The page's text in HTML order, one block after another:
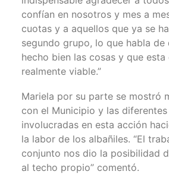
confían en nosotros y mes a
cuotas y a aquellos que ya se
segundo grupo, lo que habla de
hecho bien las cosas y que
realmente viable.”
Mariela por su parte se mostró
con el Municipio y las diferentes
involucradas en esta acción
la labor de los albañiles. “El
conjunto nos dio la posibilidad
al techo propio” comentó.